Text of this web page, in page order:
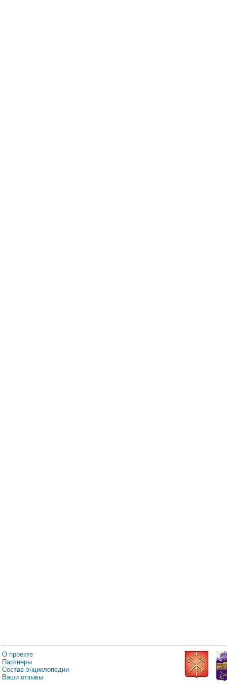
О проекте
Партнеры
Состав энциклопедии
Ваши отзывы